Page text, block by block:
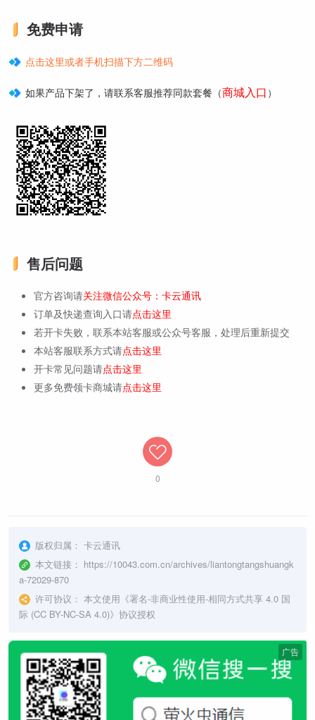
免费申请
点击这里或者手机扫描下方二维码
如果产品下架了，请联系客服推荐同款套餐（商城入口 ）
售后问题
官方咨询请关注微信公众号：卡云通讯
订单及快递查询入口请点击这里
若开卡失败，联系本站客服或公众号客服，处理后重新提交
本站客服联系方式请点击这里
开卡常见问题请点击这里
更多免费领卡商城请点击这里
0
版权归属： 卡云通讯
本文链接： https://10043.com.cn/archives/liantongtangshuangk
a-72029-870
许可协议： 本文使用《署名-非商业性使用-相同方式共享 4.0 国
际 (CC BY-NC-SA 4.0)》协议授权
广告